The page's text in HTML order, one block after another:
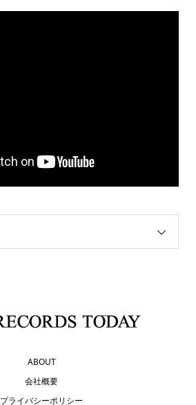
ABOUT
会社概要
プライバシーポリシー